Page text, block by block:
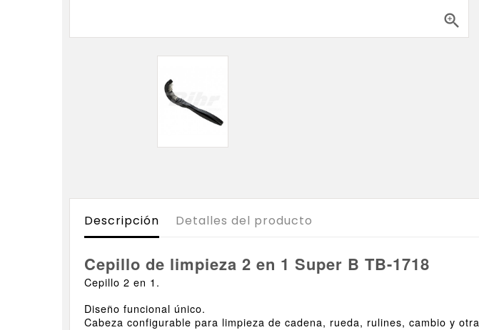

Descripción Detalles del producto
Cepillo de limpieza 2 en 1 Super B TB-1718
Cepillo 2 en 1.
Diseño funcional único.
Cabeza configurable para limpieza de cadena, rueda, rulines, cambio y